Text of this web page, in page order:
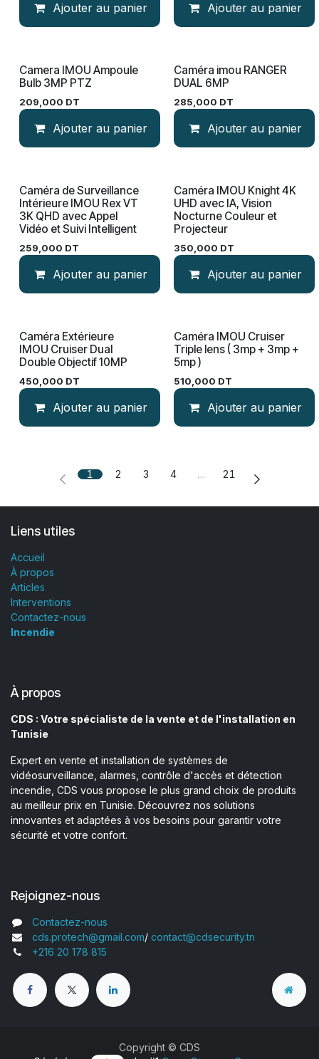
Ajouter au panier Ajouter au panier
Camera IMOU Ampoule
Bulb 3MP PTZ
209,000 DT
Ajouter au panier
Caméra imou RANGER
DUAL 6MP
285,000 DT
Ajouter au panier
Caméra de Surveillance
Intérieure IMOU Rex VT
3K QHD avec Appel
Vidéo et Suivi Intelligent
259,000 DT
Ajouter au panier
Caméra IMOU Knight 4K
UHD avec IA, Vision
Nocturne Couleur et
Projecteur
350,000 DT
Ajouter au panier
Caméra Extérieure
IMOU Cruiser Dual
Double Objectif 10MP
450,000 DT
Ajouter au panier
Caméra IMOU Cruiser
Triple lens ( 3mp + 3mp +
5mp )
510,000 DT
Ajouter au panier
1 2 3 4 … 21
Liens utiles
Accueil
À propos
Articles
Interventions
Contactez-nous
Incendie
À propos
CDS : Votre spécialiste de la vente et de l'installation en
Tunisie
Expert en vente et installation de systèmes de
vidéosurveillance, alarmes, contrôle d'accès et détection
incendie, CDS vous propose le plus grand choix de produits
au meilleur prix en Tunisie. Découvrez nos solutions
innovantes et adaptées à vos besoins pour garantir votre
sécurité et votre confort.
Rejoignez-nous
Contactez-nous
cds.protech@gmail.com/ contact@cdsecurity.tn
+216 20 178 815
Copyright © CDS